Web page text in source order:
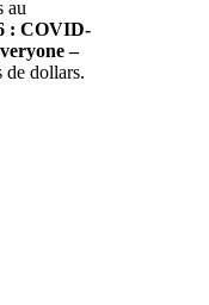
au
: COVID-
–
de dollars.